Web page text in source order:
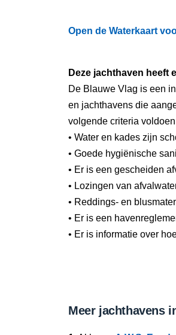
Open de Waterkaart
Deze jachthaven heeft
De Blauwe Vlag is een
en jachthavens die
volgende criteria
• Water en kades zijn
• Goede hygiënische
• Er is een gescheiden
• Lozingen van
• Reddings- en
• Er is een
• Er is informatie over
Meer jachthavens